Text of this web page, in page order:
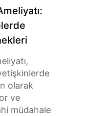
olarak
ve
müdahale